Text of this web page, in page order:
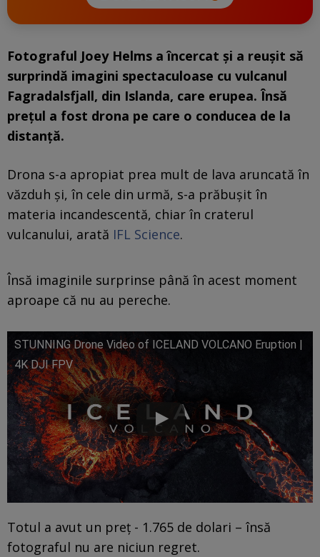
Fotograful Joey Helms a încercat și a reușit să
surprindă imagini spectaculoase cu vulcanul
Fagradalsfjall, din Islanda, care erupea. Însă
prețul a fost drona pe care o conducea de la
distanță.
Drona s-a apropiat prea mult de lava aruncată în
văzduh și, în cele din urmă, s-a prăbușit în
materia incandescentă, chiar în craterul
vulcanului, arată IFL Science.
Însă imaginile surprinse până în acest moment
aproape că nu au pereche.
STUNNING Drone Video of ICELAND VOLCANO Eruption |
4K DJI FPV
Totul a avut un preț - 1.765 de dolari – însă
fotograful nu are niciun regret.